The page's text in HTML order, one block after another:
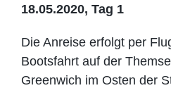
18.05.2020, Tag 1
Die Anreise erfolgt per
Bootsfahrt auf der
Greenwich im Osten der